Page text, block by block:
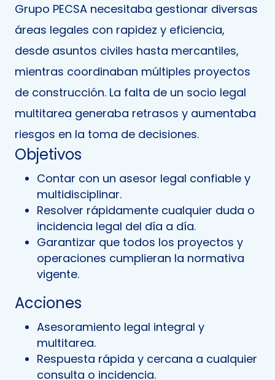
Grupo PECSA necesitaba gestionar diversas
áreas legales con rapidez y eficiencia,
desde asuntos civiles hasta mercantiles,
mientras coordinaban múltiples proyectos
de construcción. La falta de un socio legal
multitarea generaba retrasos y aumentaba
riesgos en la toma de decisiones.
Objetivos
Contar con un asesor legal confiable y
multidisciplinar.
Resolver rápidamente cualquier duda o
incidencia legal del día a día.
Garantizar que todos los proyectos y
operaciones cumplieran la normativa
vigente.
Acciones
Asesoramiento legal integral y
multitarea.
Respuesta rápida y cercana a cualquier
consulta o incidencia.